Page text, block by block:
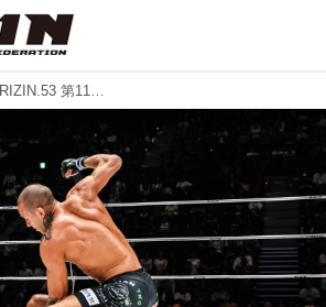
【試合結果】RIZIN.53 第11試合／ライト級タイトルマッチ イルホム・ノジモフ vs. ルイス・グスタボ